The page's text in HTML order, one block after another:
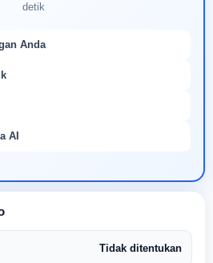
detik
Anda
AI
Tidak ditentukan